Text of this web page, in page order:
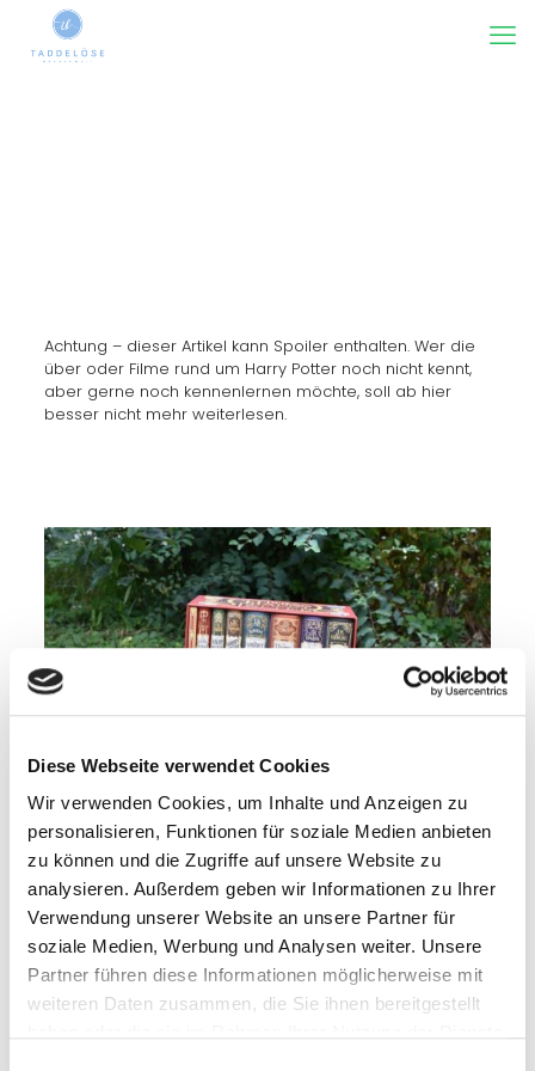
Diese Webseite verwendet Cookies
Wir verwenden Cookies, um Inhalte und Anzeigen zu
personalisieren, Funktionen für soziale Medien anbieten
zu können und die Zugriffe auf unsere Website zu
analysieren. Außerdem geben wir Informationen zu Ihrer
Verwendung unserer Website an unsere Partner für
soziale Medien, Werbung und Analysen weiter. Unsere
Partner führen diese Informationen möglicherweise mit
weiteren Daten zusammen, die Sie ihnen bereitgestellt
Achtung – dieser Artikel kann Spoiler enthalten. Wer die
über oder Filme rund um Harry Potter noch nicht kennt,
aber gerne noch kennenlernen möchte, soll ab hier
besser nicht mehr weiterlesen.
Wer ist Dobby?
Dobby ist ein Hauself in den Büchern und Filmen der
Harry Potter Reihe. Genau genommen ist er der erste
Hauself, den Harry Potter je zu Gesicht bekommt. Er